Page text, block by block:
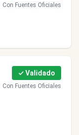
Con Fuentes Oficiales
✓ Validado
Con Fuentes Oficiales